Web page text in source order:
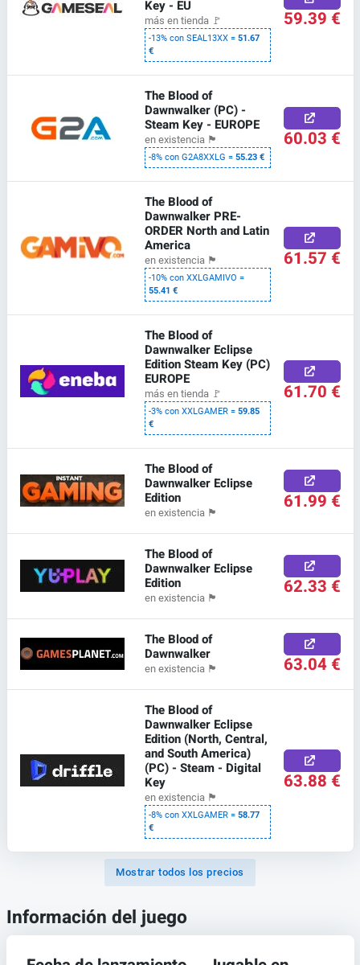
Key - EU
más en tienda 🚩
-13% con SEAL13XX =51.67
€
59.39 €
The Blood of
Dawnwalker (PC) -
Steam Key - EUROPE
en existencia 🏴
-8% con G2A8XXLG =55.23 €
60.03 €
The Blood of
Dawnwalker PRE-
ORDER North and Latin
America
en existencia 🏴
-10% con XXLGAMIVO =
55.41 €
61.57 €
The Blood of
Dawnwalker Eclipse
Edition Steam Key (PC)
EUROPE
más en tienda 🚩
-3% con XXLGAMER =59.85
€
61.70 €
The Blood of
Dawnwalker Eclipse
Edition
en existencia 🏴 61.99 €
The Blood of
Dawnwalker Eclipse
Edition
en existencia 🏴 62.33 €
The Blood of
Dawnwalker
en existencia 🏴 63.04 €
The Blood of
Dawnwalker Eclipse
Edition (North, Central,
and South America)
(PC) - Steam - Digital
Key
en existencia 🏴
-8% con XXLGAMER =58.77
€
63.88 €
Mostrar todos los precios
Información del juego